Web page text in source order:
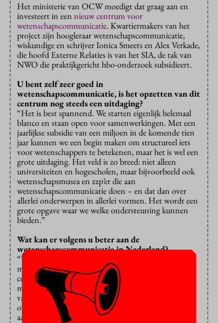
Het ministerie van OCW moedigt dat graag aan en
investeert in een nieuw centrum voor
wetenschapscommunicatie. Kwartiermakers van het
project zijn hoogleraar wetenschapscommunicatie,
wiskundige en schrijver Ionica Smeets en Alex Verkade,
die hoofd Externe Relaties is van het SIA, de tak van
NWO die praktijkgericht hbo-onderzoek subsidieert.
U bent zelf zeer goed in
wetenschapscommunicatie, is het opzetten van dit
centrum nog steeds een uitdaging?
“Het is best spannend. We starten eigenlijk helemaal
blanco en staan open voor samenwerkingen. Met een
jaarlijkse subsidie van een miljoen in de komende tien
jaar kunnen we een begin maken om structureel iets
voor wetenschappers te betekenen, maar het is wel een
grote uitdaging. Het veld is zo breed: niet alleen
universiteiten en hogescholen, maar bijvoorbeeld ook
wetenschapsmusea en zzp’er die aan
wetenschapscommunicatie doen – en dat dan over
allerlei onderwerpen in allerlei vormen. Het wordt een
grote opgave waar we welke ondersteuning kunnen
bieden.”
Wat kan er volgens u beter aan de
wetenschapscommunicatie in Nederland?
“Vaak zie je dat bij een onderzoeksproject weinig
mensen echt hebben nagedacht over wat ze met hun
communicatie beogen. Terwijl ze zoveel mogelijk
mensen proberen te bereiken, zijn dat in de praktijk
vaak alleen collega-onderzoekers. Ook wordt er soms
onnodig veel geld gestopt in een app die helemaal niet
aanslaat bij de doelgroep. Bij dat soort vraagstukken